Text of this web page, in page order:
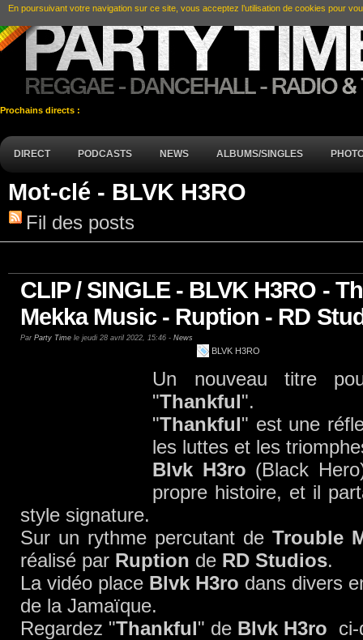
Prochains directs :
DIRECT PODCASTS NEWS ALBUMS/SINGLES
Mot-clé - BLVK H3RO
Fil des posts
CLIP / SINGLE - BLVK H3RO -
Mekka Music - Ruption - RD
Par Party Time le jeudi 28 avril 2022, 15:46 - News
BLVK H3RO
Un nouveau titre
"Thankful".
"Thankful" est une
les luttes et les
Blvk H3ro (Black
propre histoire, et il
style signature.
Sur un rythme percutant de Trouble
réalisé par Ruption de RD Studios.
La vidéo place Blvk H3ro dans divers
de la Jamaïque.
Regardez "Thankful" de Blvk H3ro
En poursuivant votre navigation sur ce site, vous acceptez l’utilisation de cookies pour